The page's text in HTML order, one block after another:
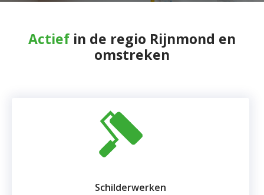
Actief in de regio Rijnmond en
omstreken
Schilderwerken